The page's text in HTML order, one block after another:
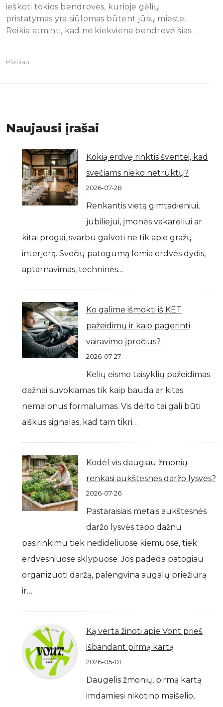
ieškoti tokios bendrovės, kurioje gėlių
pristatymas yra siūlomas būtent jūsų mieste.
Reikia atminti, kad ne kiekviena bendrovė šias…
Plačiau
Naujausi įrašai
Kokią erdvę rinktis šventei, kad
svečiams nieko netrūktų?
2026-07-28
Renkantis vietą gimtadieniui,
jubiliejui, įmonės vakarėliui ar
kitai progai, svarbu galvoti ne tik apie gražų
interjerą. Svečių patogumą lemia erdvės dydis,
aptarnavimas, techninės…
Ko galime išmokti iš KET
pažeidimų ir kaip pagerinti
vairavimo įpročius?
2026-07-27
Kelių eismo taisyklių pažeidimas
dažnai suvokiamas tik kaip bauda ar kitas
nemalonus formalumas. Vis dėlto tai gali būti
aiškus signalas, kad tam tikri…
Kodėl vis daugiau žmonių
renkasi aukštesnes daržo lysves?
2026-07-26
Pastaraisiais metais aukštesnės
daržo lysvės tapo dažnu
pasirinkimu tiek nedideliuose kiemuose, tiek
erdvesniuose sklypuose. Jos padeda patogiau
organizuoti daržą, palengvina augalų priežiūrą
ir…
Ką verta žinoti apie Vont prieš
išbandant pirmą kartą
2026-05-01
Daugelis žmonių, pirmą kartą
imdamiesi nikotino maišelio,